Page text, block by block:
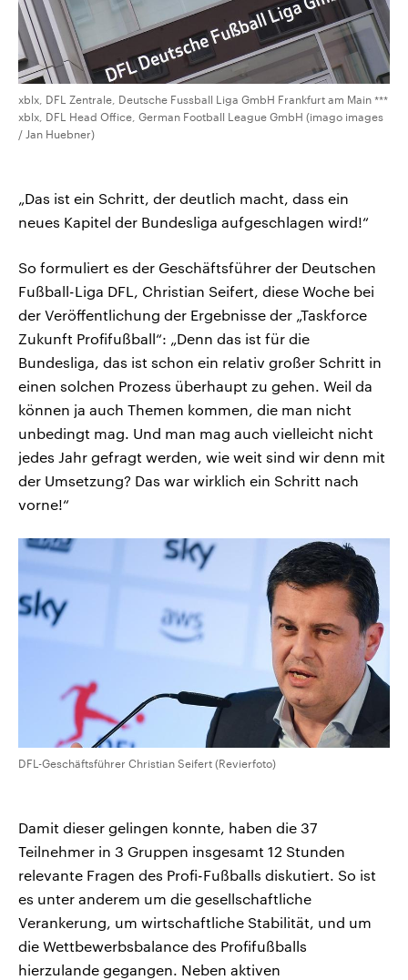
xblx, DFL Zentrale, Deutsche Fussball Liga GmbH Frankfurt am Main ***
xblx, DFL Head Office, German Football League GmbH (imago images
/ Jan Huebner)
„Das ist ein Schritt, der deutlich macht, dass ein
neues Kapitel der Bundesliga aufgeschlagen wird!“
So formuliert es der Geschäftsführer der Deutschen
Fußball-Liga DFL, Christian Seifert, diese Woche bei
der Veröffentlichung der Ergebnisse der „Taskforce
Zukunft Profifußball“: „Denn das ist für die
Bundesliga, das ist schon ein relativ großer Schritt in
einen solchen Prozess überhaupt zu gehen. Weil da
können ja auch Themen kommen, die man nicht
unbedingt mag. Und man mag auch vielleicht nicht
jedes Jahr gefragt werden, wie weit sind wir denn mit
der Umsetzung? Das war wirklich ein Schritt nach
vorne!“
DFL-Geschäftsführer Christian Seifert (Revierfoto)
Damit dieser gelingen konnte, haben die 37
Teilnehmer in 3 Gruppen insgesamt 12 Stunden
relevante Fragen des Profi-Fußballs diskutiert. So ist
es unter anderem um die gesellschaftliche
Verankerung, um wirtschaftliche Stabilität, und um
die Wettbewerbsbalance des Profifußballs
hierzulande gegangen. Neben aktiven